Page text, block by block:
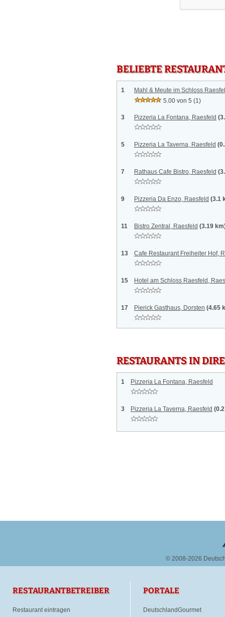
BELIEBTE
1
Mahl & Meute im Schloss
5.00 von 5 (1)
3 Pizzeria La Fontana, Raesfeld
5 Pizzeria La Taverna, Raesfeld
7 Rathaus Cafe Bistro, Raesfeld
9 Pizzeria Da Enzo, Raesfeld (3.1
11 Bistro Zentral, Raesfeld (3.19
13 Cafe Restaurant Freiheiter Hof,
15 Hotel am Schloss Raesfeld,
17 Pierick Gasthaus, Dorsten (4.65
RESTAURANTS IN
1 Pizzeria La Fontana, Raesfeld
3 Pizzeria La Taverna, Raesfeld
© 2008-2026
RESTAURANTBETREIBER
Restaurant eintragen
PORTALE
DeutschlandGourmet